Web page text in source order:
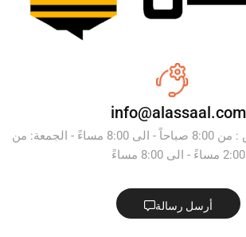
info@alassaal.com
من السبت - الخميس : من 8:00 صباحاً - الى 8:00 مساءً - الجمعة: من
2:00 مساءً - الى 8:00 مساءً
أرسل رسالة